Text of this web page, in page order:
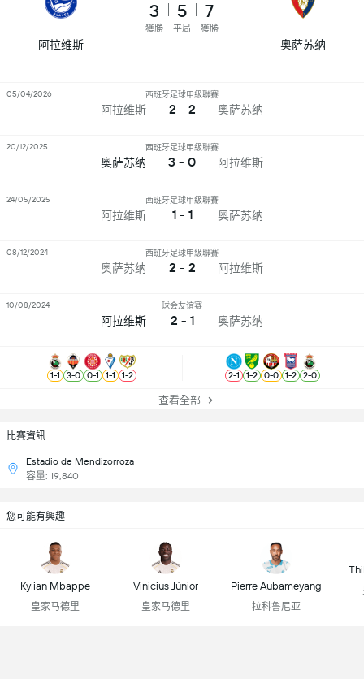
比賽資訊
Estadio de Mendizorroza
容量: 19,840
阿拉维斯
3
獲勝
5
平局
7
獲勝
奥萨苏纳
阿拉维斯
西班牙足球甲級聯賽
2 - 2 奥萨苏纳
05/04/2026
奥萨苏纳
西班牙足球甲級聯賽
3 - 0 阿拉维斯
20/12/2025
阿拉维斯
西班牙足球甲級聯賽
1 - 1 奥萨苏纳
24/05/2025
奥萨苏纳
西班牙足球甲級聯賽
2 - 2 阿拉维斯
08/12/2024
阿拉维斯
球会友谊赛
2 - 1 奥萨苏纳
10/08/2024
1-1 3-0 0-1 1-1 1-2 2-1 1-2 0-0 1-2 2-0
查看全部
您可能有興趣
Kylian Mbappe
皇家马德里
Vinicius Júnior
皇家马德里
Pierre Aubameyang
拉科鲁尼亚